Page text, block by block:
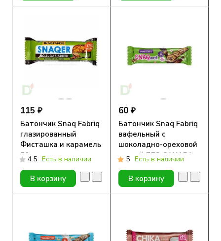
115 ₽
Батончик Snaq Fabriq
глазированный
Фисташка и карамель
50гр.
4.5 Есть в наличии
В корзину
60 ₽
Батончик Snaq Fabriq
вафельный с
шоколадно-ореховой
пастой БЕЗ САХАРА
20гр.
5 Есть в наличии
В корзину